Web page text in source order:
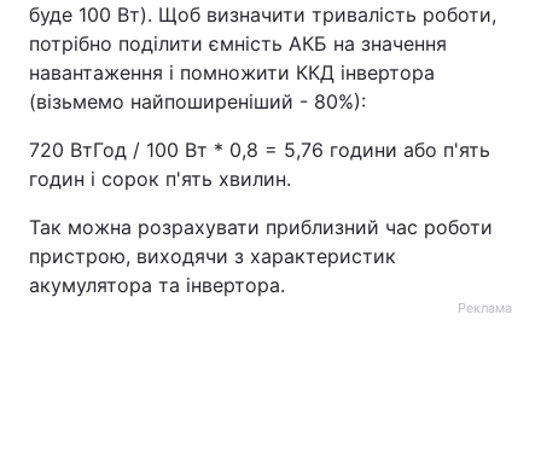
буде 100 Вт). Щоб визначити тривалість роботи,
потрібно поділити ємність АКБ на значення
навантаження і помножити ККД інвертора
(візьмемо найпоширеніший - 80%):
720 ВтГод / 100 Вт * 0,8 = 5,76 години або п'ять
годин і сорок п'ять хвилин.
Так можна розрахувати приблизний час роботи
пристрою, виходячи з характеристик
акумулятора та інвертора.
Реклама